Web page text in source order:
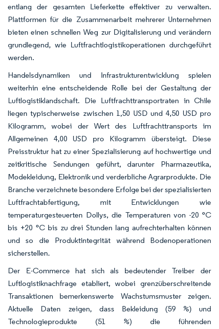
entlang der gesamten Lieferkette effektiver zu verwalten.
Plattformen für die Zusammenarbeit mehrerer Unternehmen
bieten einen schnellen Weg zur Digitalisierung und verändern
grundlegend, wie Luftfrachtlogistikoperationen durchgeführt
werden.
Handelsdynamiken und Infrastrukturentwicklung spielen
weiterhin eine entscheidende Rolle bei der Gestaltung der
Luftlogistiklandschaft. Die Luftfrachttransportraten in Chile
liegen typischerweise zwischen 1,50 USD und 4,50 USD pro
Kilogramm, wobei der Wert des Luftfrachttransports im
Allgemeinen 4,00 USD pro Kilogramm übersteigt. Diese
Preisstruktur hat zu einer Spezialisierung auf hochwertige und
zeitkritische Sendungen geführt, darunter Pharmazeutika,
Modekleidung, Elektronik und verderbliche Agrarprodukte. Die
Branche verzeichnete besondere Erfolge bei der spezialisierten
Luftfrachtabfertigung, mit Entwicklungen wie
temperaturgesteuerten Dollys, die Temperaturen von -20 °C
bis +20 °C bis zu drei Stunden lang aufrechterhalten können
und so die Produktintegrität während Bodenoperationen
sicherstellen.
Der E-Commerce hat sich als bedeutender Treiber der
Luftlogistiknachfrage etabliert, wobei grenzüberschreitende
Transaktionen bemerkenswerte Wachstumsmuster zeigen.
Aktuelle Daten zeigen, dass Bekleidung (59 %) und
Technologieprodukte (51 %) die führenden